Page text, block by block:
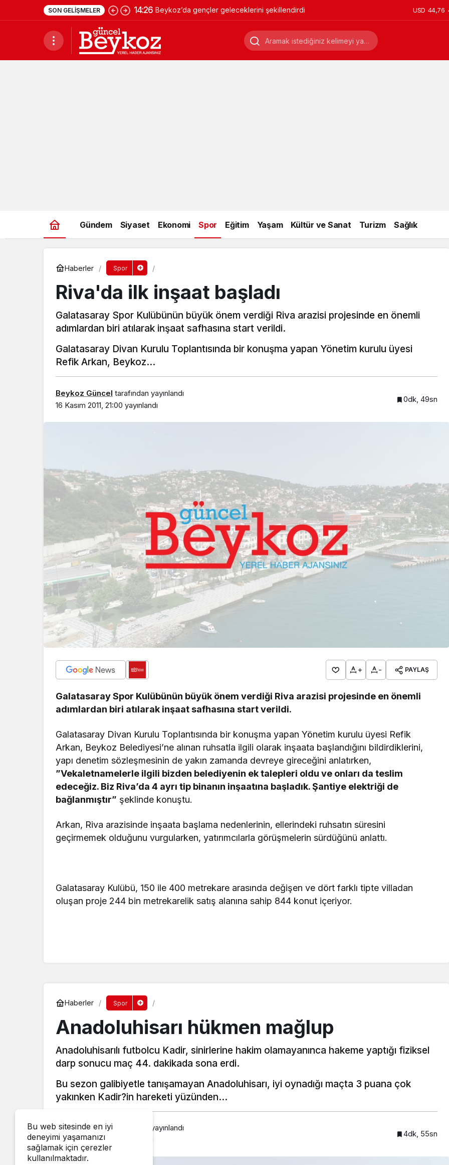
SON GELIŞMELER 14:26 Beykoz’da gençler geleceklerini şekillendirdi USD 44,76
Gündem Siyaset Ekonomi Spor Eğitim Yaşam Kültür ve Sanat Turizm Sağlık
Haberler Spor
Riva'da ilk inşaat başladı
Galatasaray Spor Kulübünün büyük önem verdiği Riva arazisi projesinde en önemli
adımlardan biri atılarak inşaat safhasına start verildi.
Galatasaray Divan Kurulu Toplantısında bir konuşma yapan Yönetim kurulu üyesi
Refik Arkan, Beykoz…
Beykoz Güncel tarafından yayınlandı
16 Kasım 2011, 21:00 yayınlandı
0dk, 49sn
+ - PAYLAŞ
Galatasaray Spor Kulübünün büyük önem verdiği Riva arazisi projesinde en önemli
adımlardan biri atılarak inşaat safhasına start verildi.
Galatasaray Divan Kurulu Toplantısında bir konuşma yapan Yönetim kurulu üyesi Refik
Arkan, Beykoz Belediyesi’ne alınan ruhsatla ilgili olarak inşaata başlandığını bildirdiklerini,
yapı denetim sözleşmesinin de yakın zamanda devreye gireceğini anlatırken,
”Vekaletnamelerle ilgili bizden belediyenin ek talepleri oldu ve onları da teslim
edeceğiz. Biz Riva’da 4 ayrı tip binanın inşaatına başladık. Şantiye elektriği de
bağlanmıştır” şeklinde konuştu.
Arkan, Riva arazisinde inşaata başlama nedenlerinin, ellerindeki ruhsatın süresini
geçirmemek olduğunu vurgularken, yatırımcılarla görüşmelerin sürdüğünü anlattı.
Galatasaray Kulübü, 150 ile 400 metrekare arasında değişen ve dört farklı tipte villadan
oluşan proje 244 bin metrekarelik satış alanına sahip 844 konut içeriyor.
Haberler Spor
Anadoluhisarı hükmen mağlup
Anadoluhisarılı futbolcu Kadir, sinirlerine hakim olamayanınca hakeme yaptığı fiziksel
darp sonucu maç 44. dakikada sona erdi.
Bu sezon galibiyetle tanışamayan Anadoluhisarı, iyi oynadığı maçta 3 puana çok
yakınken Kadir?in hareketi yüzünden…
Beykoz Güncel tarafından yayınlandı
17 Ekim 2011, 21:00
4dk, 55sn
Bu web sitesinde en iyi
deneyimi yaşamanızı
sağlamak için çerezler
kullanılmaktadır.